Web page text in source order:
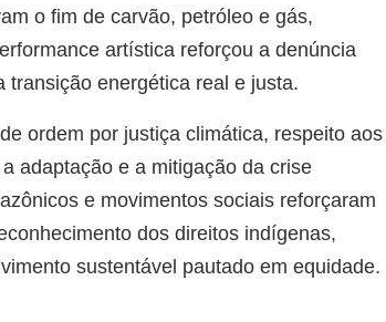
o fim de carvão, petróleo e gás,
artística reforçou a denúncia
energética real e justa.
ordem por justiça climática, respeito aos
adaptação e a mitigação da crise
e movimentos sociais reforçaram
dos direitos indígenas,
sustentável pautado em equidade.